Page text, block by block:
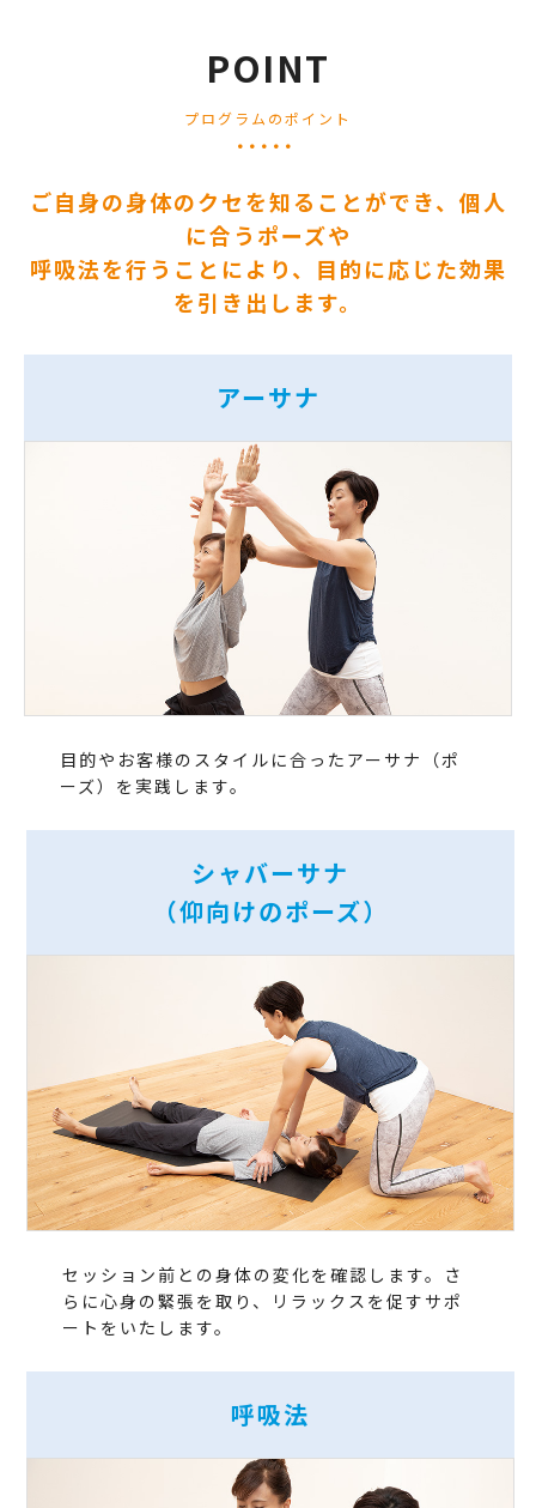
POINT
プログラムのポイント
ご自身の身体のクセを知ることができ、個人
に合うポーズや
呼吸法を行うことにより、目的に応じた効果
を引き出します。
アーサナ
目的やお客様のスタイルに合ったアーサナ（ポ
ーズ）を実践します。
シャバーサナ
（仰向けのポーズ）
セッション前との身体の変化を確認します。さ
らに心身の緊張を取り、リラックスを促すサポ
ートをいたします。
呼吸法